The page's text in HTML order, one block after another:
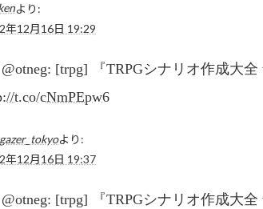
より:
年12月16日 19:29
[trpg] 『TRPGシナリオ作成大
t.co/cNmPEpw6
より:
年12月16日 19:37
[trpg] 『TRPGシナリオ作成大